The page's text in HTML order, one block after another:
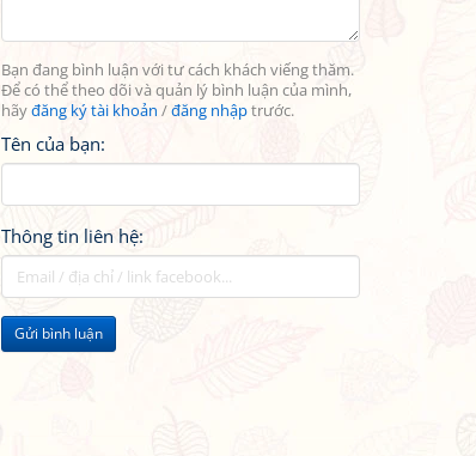
Bạn đang bình luận với tư cách khách viếng thăm.
Để có thể theo dõi và quản lý bình luận của mình,
hãyđăng ký tài khoản /đăng nhậptrước.
Tên của bạn:
Thông tin liên hệ:
Gửi bình luận